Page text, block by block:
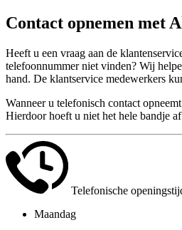
Contact opnemen met
Heeft u een vraag aan de
telefoonnummer niet vinden? Wij
hand. De klantservice medewerkers
Wanneer u telefonisch contact
Hierdoor hoeft u niet het hele bandje
Telefonische
Maandag